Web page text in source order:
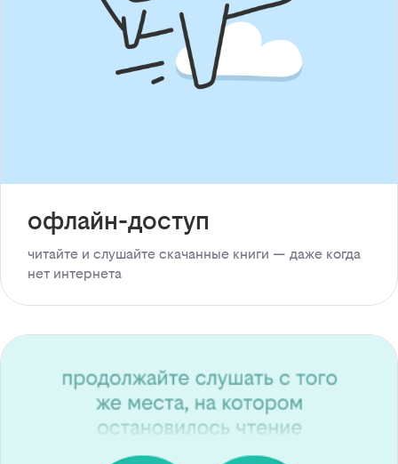
офлайн-доступ
читайте и слушайте скачанные книги — даже когда
нет интернета